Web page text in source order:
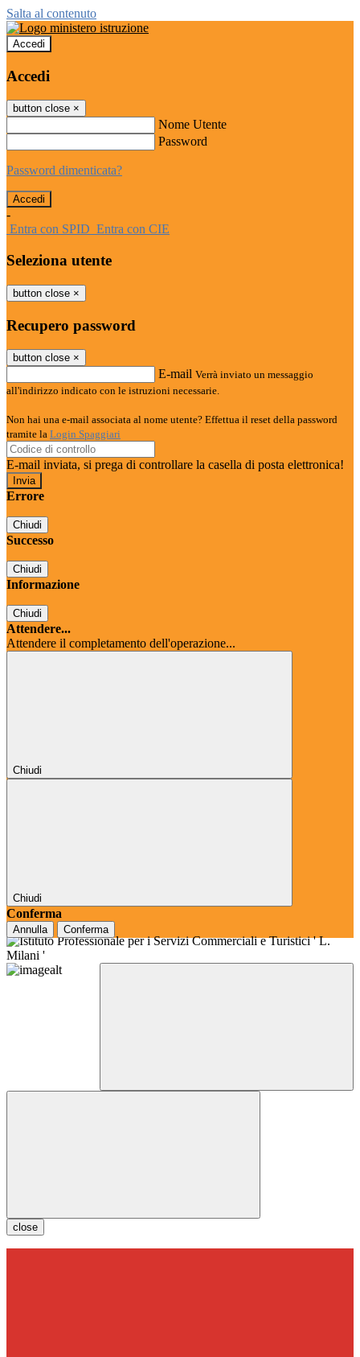
Salta al contenuto
Accedi
Accedi
button close ×
Nome Utente
Password
Password dimenticata?
-
Entra con SPID Entra con CIE
Seleziona utente
button close ×
Recupero password
button close ×
E-mail Verrà inviato un messaggio
all'indirizzo indicato con le istruzioni necessarie.
Non hai una e-mail associata al nome utente? Effettua il reset della password
tramite la Login Spaggiari
E-mail inviata, si prega di controllare la casella di posta elettronica!
Errore
Chiudi
Successo
Chiudi
Informazione
Chiudi
Attendere...
Attendere il completamento dell'operazione...
Chiudi
Chiudi
Conferma
Annulla Conferma
close